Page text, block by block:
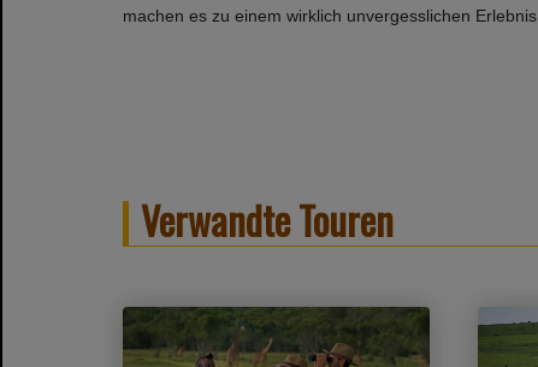
machen es zu einem wirklich unvergesslichen Erlebnis.
Verwandte Touren